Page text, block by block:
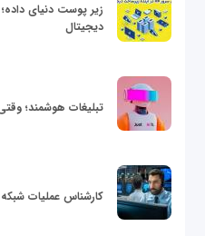
دیجیتال
تبلیغات هوشمند؛
کارشناس عملیات